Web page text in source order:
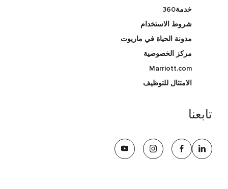
خدمة360
شروط الاستخدام
مدونة الحياة في ماريوت
مركز الخصوصية
Marriott.com
الامتثال للتوظيف
تابعنا